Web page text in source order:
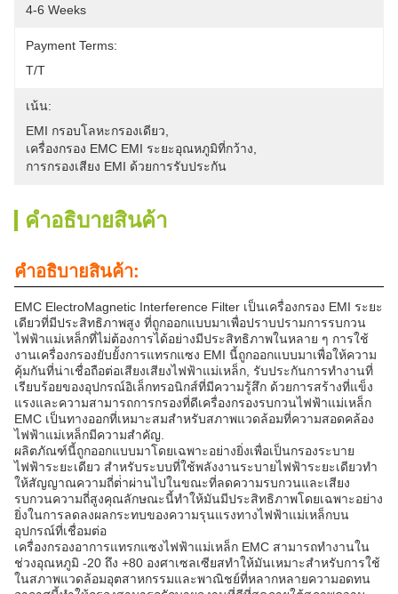
4-6 Weeks
Payment Terms:
T/T
เน้น:
EMI กรอบโลหะกรองเดียว
เครื่องกรอง EMC EMI ระยะอุณหภูมิที่กว้าง
การกรองเสียง EMI ด้วยการรับประกัน
คําอธิบายสินค้า
คําอธิบายสินค้า:
EMC ElectroMagnetic Interference Filter เป็นเครื่องกรอง EMI ระยะ
เดียวที่มีประสิทธิภาพสูง ที่ถูกออกแบบมาเพื่อปราบปรามการรบกวน
ไฟฟ้าแม่เหล็กที่ไม่ต้องการได้อย่างมีประสิทธิภาพในหลาย ๆ การใช้
งานเครื่องกรองยับยั้งการแทรกแซง EMI นี้ถูกออกแบบมาเพื่อให้ความ
คุ้มกันที่น่าเชื่อถือต่อเสียงเสียงไฟฟ้าแม่เหล็ก, รับประกันการทํางานที่
เรียบร้อยของอุปกรณ์อิเล็กทรอนิกส์ที่มีความรู้สึก ด้วยการสร้างที่แข็ง
แรงและความสามารถการกรองที่ดีเครื่องกรองรบกวนไฟฟ้าแม่เหล็ก
EMC เป็นทางออกที่เหมาะสมสําหรับสภาพแวดล้อมที่ความสอดคล้อง
ไฟฟ้าแม่เหล็กมีความสําคัญ.
ผลิตภัณฑ์นี้ถูกออกแบบมาโดยเฉพาะอย่างยิ่งเพื่อเป็นกรองระบาย
ไฟฟ้าระยะเดียว สําหรับระบบที่ใช้พลังงานระบายไฟฟ้าระยะเดียวทํา
ให้สัญญาณความถี่ต่ําผ่านไปในขณะที่ลดความรบกวนและเสียง
รบกวนความถี่สูงคุณลักษณะนี้ทําให้มันมีประสิทธิภาพโดยเฉพาะอย่าง
ยิ่งในการลดลงผลกระทบของความรุนแรงทางไฟฟ้าแม่เหล็กบน
อุปกรณ์ที่เชื่อมต่อ
เครื่องกรองอาการแทรกแซงไฟฟ้าแม่เหล็ก EMC สามารถทํางานใน
ช่วงอุณหภูมิ -20 ถึง +80 องศาเซลเซียสทําให้มันเหมาะสําหรับการใช้
ในสภาพแวดล้อมอุตสาหกรรมและพาณิชย์ที่หลากหลายความอดทน